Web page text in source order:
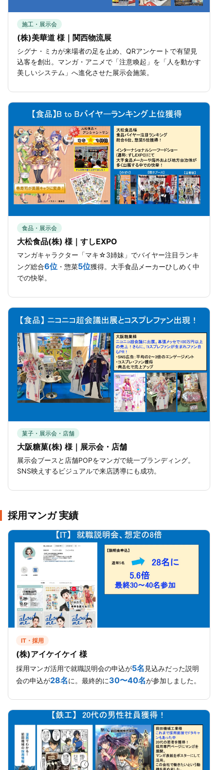
施工・展示会
(株)美華道 様｜関西物流展
シグナ・ミカが来場者の足を止め、QRアンケートで有望見
込客を創出。マンガ・アニメで「注意喚起」を「人を動かす
美しいシステム」へ進化させた展示会施策。
食品・展示会
大松食品(株) 様｜すしEXPO
マンガキャラクター「マキ☆3姉妹」でバイヤー注目ランキ
ング総合6位 ・惣菜5位獲得。大手食品メーカーひしめく中
での快挙。
菓子・展示会・店舗
大阪糖菓(株) 様｜展示会・店舗
展示会ブースと店舗POPをマンガで統一ブランディング。
SNS映えするビジュアルで来店誘導にも成功。
採用マンガ 実績
IT・採用
(株)アイケイケイ 様
採用マンガ活用で就職説明会の申込が5名 見込みだった説明
会の申込が28名に。最終的に30〜40名が参加しました。